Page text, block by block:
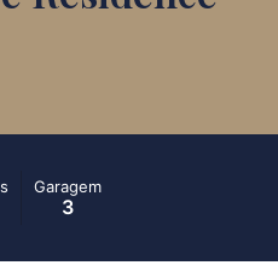
Garagem
3